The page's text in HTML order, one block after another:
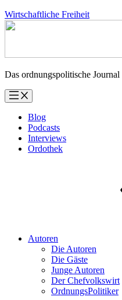
Zum
Inhalt
Wirtschaftliche Freiheit
Das ordnungspolitische Journal
Blog
Podcasts
Interviews
Ordothek
Autoren
Die Autoren
Die Gäste
Junge Autoren
Der Chefvolkswirt
OrdnungsPolitiker